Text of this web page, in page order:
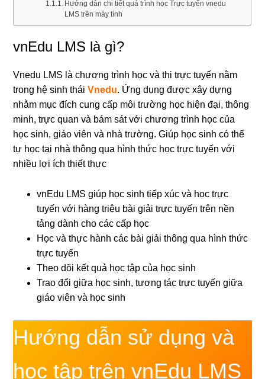
Hướng dẫn chi tiết quá trình học Trực tuyến vnedu
LMS trên máy tính
vnEdu LMS là gì?
Vnedu LMS là chương trình học và thi trực tuyến nằm
trong hệ sinh tháiVnedu. Ứng dụng được xây dựng
nhằm mục đích cung cấp môi trường học hiện đại, thông
minh, trực quan và bám sát với chương trình học của
học sinh, giáo viên và nhà trường. Giúp học sinh có thể
tự học tại nhà thông qua hình thức học trực tuyến với
nhiều lợi ích thiết thực
vnEdu LMS giúp học sinh tiếp xúc và học trực
tuyến với hàng triệu bài giải trực tuyến trên nền
tảng dành cho các cấp học
Học và thực hành các bài giải thông qua hình thức
trực tuyến
Theo dõi kết quả học tập của học sinh
Trao đổi giữa học sinh, tương tác trực tuyến giữa
giáo viên và học sinh
Hướng dẫn sử dụng và
học tập trên vnEdu LMS